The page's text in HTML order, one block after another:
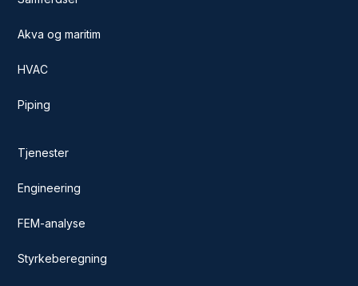
Akva og maritim
HVAC
Piping
Tjenester
Engineering
FEM-analyse
Styrkeberegning